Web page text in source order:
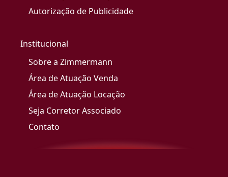
Autorização de Publicidade
Institucional
Sobre a Zimmermann
Área de Atuação Venda
Área de Atuação Locação
Seja Corretor Associado
Contato